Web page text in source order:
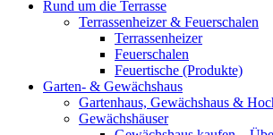
Rund um die Terrasse
Terrassenheizer & Feuerschalen
Terrassenheizer
Feuerschalen
Feuertische (Produkte)
Garten- & Gewächshaus
Gartenhaus, Gewächshaus &
Gewächshäuser